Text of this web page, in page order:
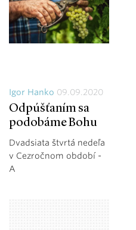
Igor Hanko 09.09.2020
Odpúšťaním sa
podobáme Bohu
Dvadsiata štvrtá nedeľa
v Cezročnom období -
A